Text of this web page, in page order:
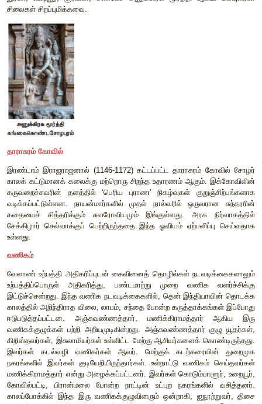
சிவ வழிபாடு நடைபெற்றது. காவிரி சமவெளியில்
மையங்களைக் கொண்டு ஒரு நில வரைப்படம் தயாரித்தால்,
தொடர்பான ஓர் வேளாண் - அரசியல் புவியியல் வரைபடத்தை
சிற்பங்கள், ஓவியங்களில் ‘திரிபுராந்தகன்’ (அசுரர்களின்
அழித்தவராகப் புராணங்களில் கூறப்படுபவர்)
மீண்டும் பிரதிநிதித்துவப்
கூறினை வழங்கியது. இதன் மூலம் அரசர் தமது அரசப்
அங்கீகாரத்தைப் பெற்றுக்கொண்டார். நடராஜன் அல்லது
(நடனங்களின் அரசர்) ஆகிய வடிவங்களிலும் சிவன்
ஆகியவற்றின் மையக் கருவானது. சிவனைப் போற்றிப்
அவரின் திருவிளையாடல்களை சித்தரிக்கின்றது. இவை
பிரிவுகளைச் சார்ந்த மக்களை ஈர்ப்பதாக அமைந்தன.
நம்பியாண்டார் நம்பி சைவ சமய நூல்களை மீட்டெடுத்து,
பெயரில் தொகுத்து, வரிசைப்படுத்தினார்.
திருமுறைகளை ஓதுவதற்கு ஓதுவார், பதிகம் பாடுவோர்
செய்யப்பட்டனர். பாடல்களைப் பாடுவோர் ‘விண்ணப்பம்
அழைக்கப்பட்டனர். இசைக்கருவிகளை
செய்யப்பட்டனர். கடவுளுக்குத் தொண்டு
அர்ப்பணிக்கப்பட்டனர். அவர்களைப் பயிற்றுவிக்க இசை
ஆசிரியர்களும் நியமிக்கப்பட்டனர்.
காலப்போக்கில் சைவம் மீதான சோழ அரசர்களின் பக்தி
மாறியது. இரண்டாம் குலோத்துங்கனிடம் இத்தகைய
முடியும். அரச சமயமான சைவத்துக்கும் வைணவத்துக்கும்
சமய மோதல்களில் வைணவம் ஒதுக்கப்பட்டது.
திருத்தொண்டரான ஸ்ரீ ராமானுஜர் சோழ நாட்டை
கர்நாடகத்தில் உள்ள மேல்கோட்டைக்குச் சென்ற நிகழ்வுக்கும்